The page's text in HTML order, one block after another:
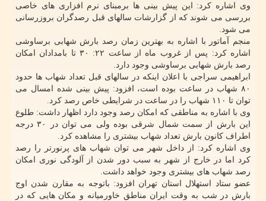
وی اشاره کرد: این پیش بینی ها برمبنای نرم افزاری های خاصی
بررسی می شوند که از گزارشات سالهای قبل رصدگران بروزرسانی
می شود.
منجم آماتور با اشاره به بهترین زمان رصد بارش شهابی برساوشی
اشاره کرد: پس از غروب ماه از ساعت ۲۲: ۳۰ تا بامدادان امکان
رصد بارش شهابی برساوشی وجود دارد.
ابراهیمی سراجی با اعلان اینکه در سالهای قبل تعداد شهاب ها حدود
۸۰ شهاب در ساعت بوده است، افزود: پیش بینی شده امسال می
توان تا ۱۱۰ شهاب را در ساعت در شرایطی خاص رصد کرد.
وی با اشاره به مناطقی که امکان رصد وجود دارد اظهار داشت: طلوع
این بارش از سمت شمال شرقی بوده ولی می توان در ۳۰ درجه
اطراف کانون بارش تعداد شهاب بیشتری را مشاهده کرد.
وی اشاره کرد: از داخل شهر می توان شهاب های پرنورتر را رصد
کرد اما در خارج از شهر به سبب دور شدن از آلودگی نوری امکان
رصد شهاب های بیشتری وجود خواهد داشت.
عضو ستاد استهلال استان تهران افزود: باتوجه به مقارن شدن اوج
بارش در شب به وقت ایران مناطق خاورمیانه و مکان هایی که در